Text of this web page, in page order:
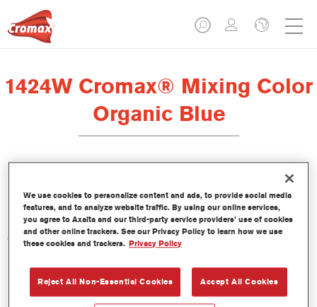
1424W Cromax® Mixing Color
Organic Blue
Este tinte concentrado base agua forma parte del sistema base
bicapa al agua Cromax.
Características del producto
Extraordinario rendimiento del color.
Fácil aplicación en un proceso húmedo sobre húmedo.
Base de datos con más de 30.000 fórmulas de colores
lisos, metalizados y perlados, en constante actualización.
We use cookies to personalize content and ads, to provide social media
features, and to analyze website traffic. By using our online services,
you agree to Axalta and our third-party service providers’ use of cookies
and other online trackers. See our Privacy Policy to learn how we use
these cookies and trackers. Privacy Policy
Reject All Non-Essential Cookies Accept All Cookies